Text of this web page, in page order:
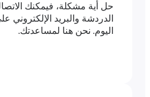
حل أية مشكلة، فيمكنك الاتصال
اليوم. نحن هنا لمساعدتك.